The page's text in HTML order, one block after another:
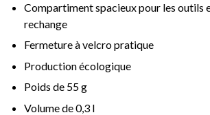
Compartiment spacieux pour les outils
rechange
Fermeture à velcro pratique
Production écologique
Poids de 55 g
Volume de 0,3 l